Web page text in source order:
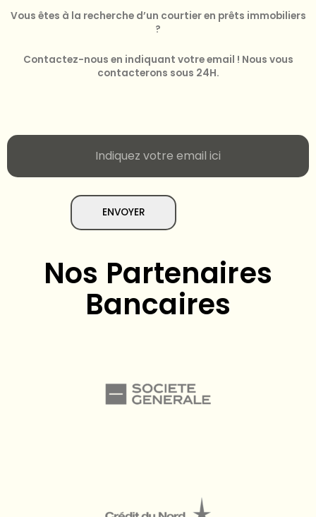
Vous êtes à la recherche d’un courtier en prêts immobiliers
?
Contactez-nous en indiquant votre email ! Nous vous
contacterons sous 24H.
ENVOYER
Nos Partenaires
Bancaires